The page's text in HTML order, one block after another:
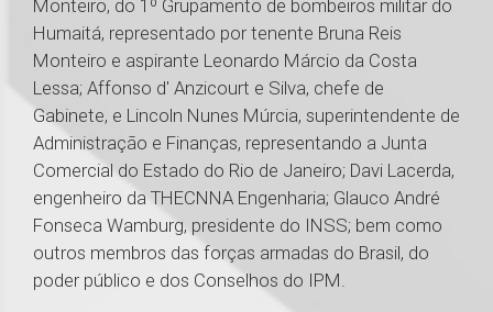
Monteiro, do 1º Grupamento de bombeiros militar do
Humaitá, representado por tenente Bruna Reis
Monteiro e aspirante Leonardo Márcio da Costa
Lessa; Affonso d' Anzicourt e Silva, chefe de
Gabinete, e Lincoln Nunes Múrcia, superintendente de
Administração e Finanças, representando a Junta
Comercial do Estado do Rio de Janeiro; Davi Lacerda,
engenheiro da THECNNA Engenharia; Glauco André
Fonseca Wamburg, presidente do INSS; bem como
outros membros das forças armadas do Brasil, do
poder público e dos Conselhos do IPM.